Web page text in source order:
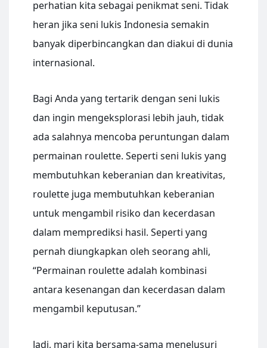
perhatian kita sebagai penikmat seni. Tidak
heran jika seni lukis Indonesia semakin
banyak diperbincangkan dan diakui di dunia
internasional.
Bagi Anda yang tertarik dengan seni lukis
dan ingin mengeksplorasi lebih jauh, tidak
ada salahnya mencoba peruntungan dalam
permainan roulette. Seperti seni lukis yang
membutuhkan keberanian dan kreativitas,
roulette juga membutuhkan keberanian
untuk mengambil risiko dan kecerdasan
dalam memprediksi hasil. Seperti yang
pernah diungkapkan oleh seorang ahli,
“Permainan roulette adalah kombinasi
antara kesenangan dan kecerdasan dalam
mengambil keputusan.”
Jadi, mari kita bersama-sama menelusuri